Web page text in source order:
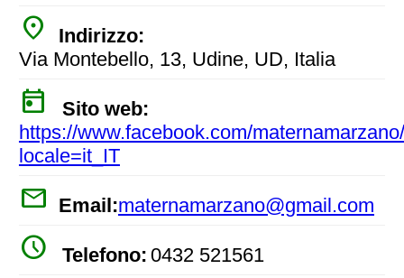
place
Indirizzo:
Via Montebello, 13, Udine, UD, Italia
today
Sito web:
https://www.facebook.com/
locale=it_IT
mail Email:maternamarzano@gmail.com
watch_later Telefono: 0432 521561